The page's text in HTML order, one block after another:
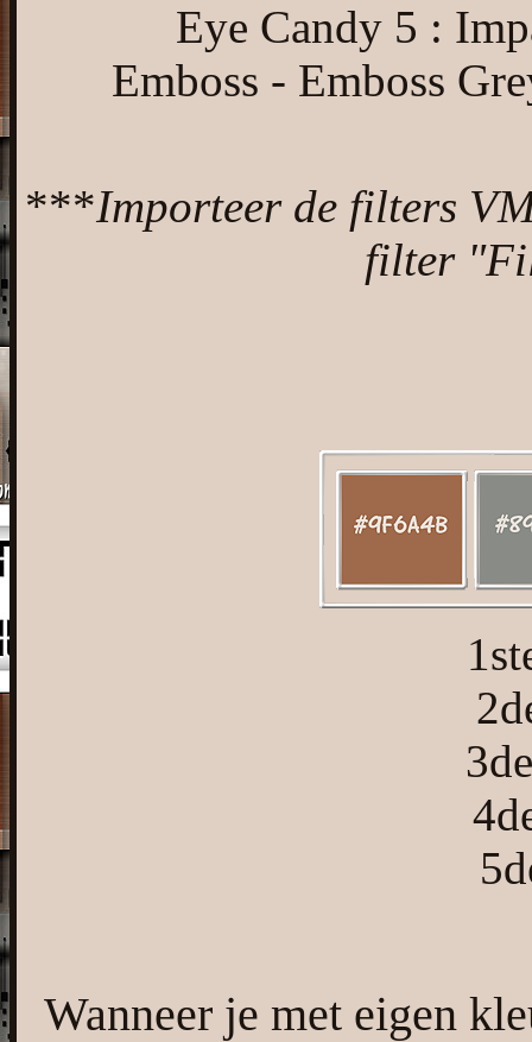
Eye Candy 5 :
Emboss - Emboss
***Importeer de filters
filter
Wanneer je met eigen